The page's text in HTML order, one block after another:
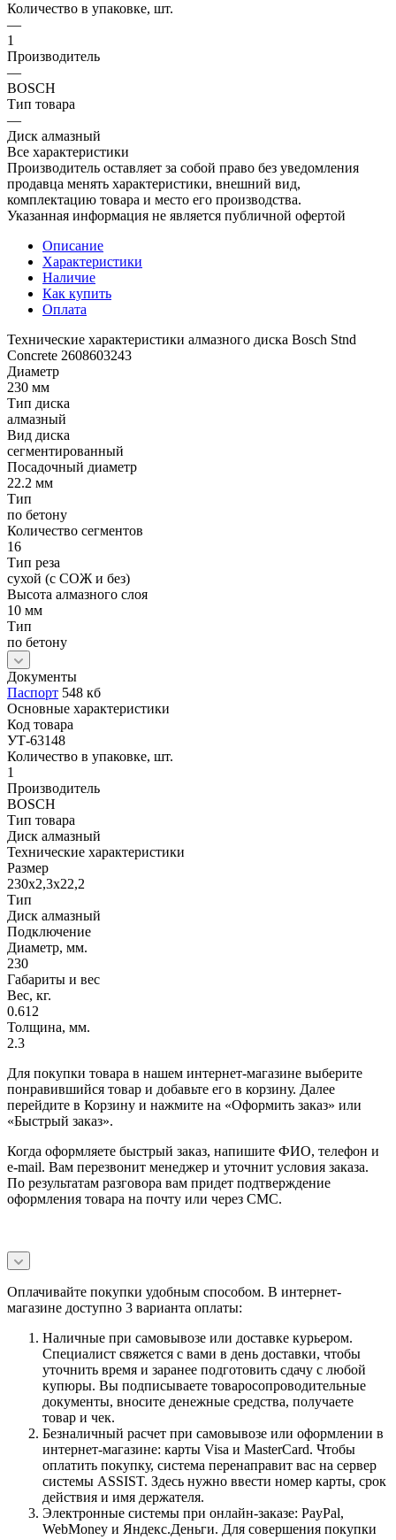
Количество в упаковке, шт.
—
1
Производитель
—
BOSCH
Тип товара
—
Диск алмазный
Все характеристики
Производитель оставляет за собой право без уведомления
продавца менять характеристики, внешний вид,
комплектацию товара и место его производства.
Указанная информация не является публичной офертой
Описание
Характеристики
Наличие
Как купить
Оплата
Технические характеристики алмазного диска Bosch Stnd
Concrete 2608603243
Диаметр
230 мм
Тип диска
алмазный
Вид диска
сегментированный
Посадочный диаметр
22.2 мм
Тип
по бетону
Количество сегментов
16
Тип реза
сухой (с СОЖ и без)
Высота алмазного слоя
10 мм
Тип
по бетону
Документы
Паспорт 548 кб
Основные характеристики
Код товара
УТ-63148
Количество в упаковке, шт.
1
Производитель
BOSCH
Тип товара
Диск алмазный
Технические характеристики
Размер
230х2,3x22,2
Тип
Диск алмазный
Подключение
Диаметр, мм.
230
Габариты и вес
Вес, кг.
0.612
Толщина, мм.
2.3
Для покупки товара в нашем интернет-магазине выберите
понравившийся товар и добавьте его в корзину. Далее
перейдите в Корзину и нажмите на «Оформить заказ» или
«Быстрый заказ».
Когда оформляете быстрый заказ, напишите ФИО, телефон и
e-mail. Вам перезвонит менеджер и уточнит условия заказа.
По результатам разговора вам придет подтверждение
оформления товара на почту или через СМС.
Оплачивайте покупки удобным способом. В интернет-
магазине доступно 3 варианта оплаты:
Наличные при самовывозе или доставке курьером.
Специалист свяжется с вами в день доставки, чтобы
уточнить время и заранее подготовить сдачу с любой
купюры. Вы подписываете товаросопроводительные
документы, вносите денежные средства, получаете
товар и чек.
Безналичный расчет при самовывозе или оформлении в
интернет-магазине: карты Visa и MasterCard. Чтобы
оплатить покупку, система перенаправит вас на сервер
системы ASSIST. Здесь нужно ввести номер карты, срок
действия и имя держателя.
Электронные системы при онлайн-заказе: PayPal,
WebMoney и Яндекс.Деньги. Для совершения покупки